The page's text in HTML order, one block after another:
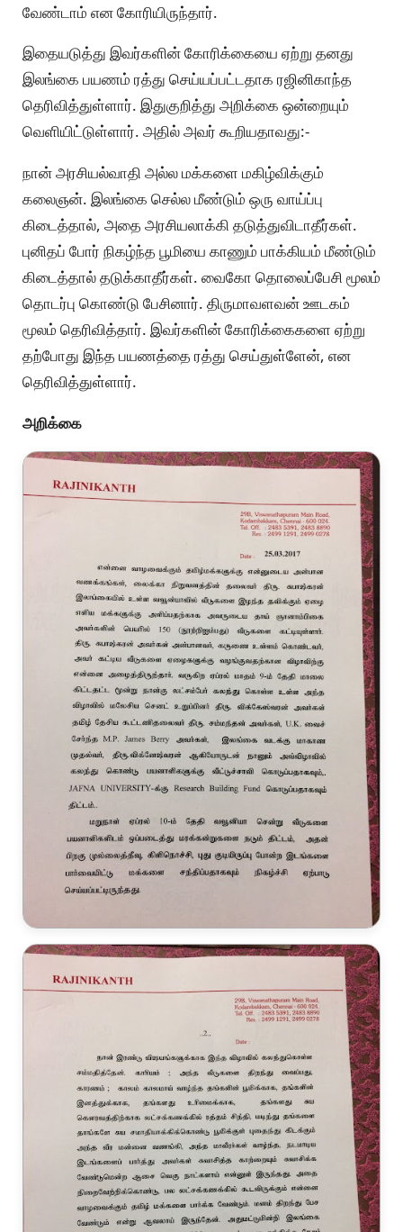
வேண்டாம் என கோரியிருந்தார்.
இதையடுத்து இவர்களின் கோரிக்கையை ஏற்று தனது
இலங்கை பயணம் ரத்து செய்யப்பட்டதாக ரஜினிகாந்த
தெரிவித்துள்ளார். இதுகுறித்து அறிக்கை ஒன்றையும்
வெளியிட்டுள்ளார். அதில் அவர் கூறியதாவது:-
நான் அரசியல்வாதி அல்ல மக்களை மகிழ்விக்கும்
கலைஞன். இலங்கை செல்ல மீண்டும் ஒரு வாய்ப்பு
கிடைத்தால், அதை அரசியலாக்கி தடுத்துவிடாதீர்கள்.
புனிதப் போர் நிகழ்ந்த பூமியை காணும் பாக்கியம் மீண்டும்
கிடைத்தால் தடுக்காதீர்கள். வைகோ தொலைப்பேசி மூலம்
தொடர்பு கொண்டு பேசினார். திருமாவளவன் ஊடகம்
மூலம் தெரிவித்தார். இவர்களின் கோரிக்கைகளை ஏற்று
தற்போது இந்த பயணத்தை ரத்து செய்துள்ளேன், என
தெரிவித்துள்ளார்.
அறிக்கை